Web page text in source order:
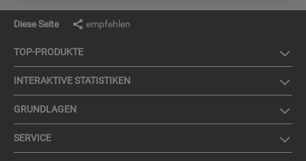
Diese Seite empfehlen
TOP-PRO­DUK­TE
IN­TER­AK­TI­VE STA­TIS­TI­KEN
GRUND­LA­GEN
SER­VICE